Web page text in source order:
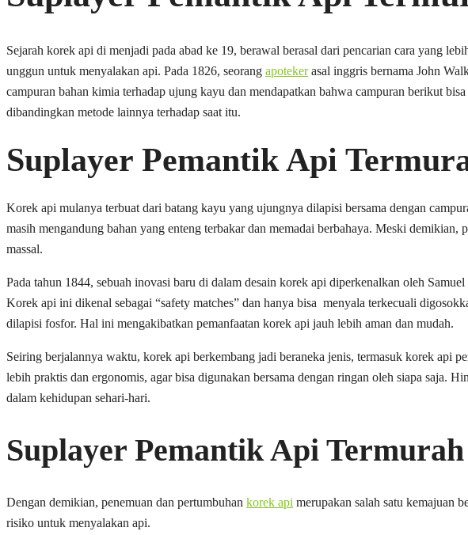
Sejarah korek api di menjadi pada abad ke 19, berawal berasal dari pencarian cara yang
unggun untuk menyalakan api. Pada 1826, seorang apotekerasal inggris bernama John
campuran bahan kimia terhadap ujung kayu dan mendapatkan bahwa campuran berikut
dibandingkan metode lainnya terhadap saat itu.
Suplayer Pemantik Api
Korek api mulanya terbuat dari batang kayu yang ujungnya dilapisi bersama dengan
masih mengandung bahan yang enteng terbakar dan memadai berbahaya. Meski
massal.
Pada tahun 1844, sebuah inovasi baru di dalam desain korek api diperkenalkan oleh
Korek api ini dikenal sebagai “safety matches” dan hanya bisa menyala terkecuali
dilapisi fosfor. Hal ini mengakibatkan pemanfaatan korek api jauh lebih aman dan mudah.
Seiring berjalannya waktu, korek api berkembang jadi beraneka jenis, termasuk korek api
lebih praktis dan ergonomis, agar bisa digunakan bersama dengan ringan oleh siapa saja.
dalam kehidupan sehari-hari.
Suplayer Pemantik Api
Dengan demikian, penemuan dan pertumbuhan korek api merupakan salah satu kemajuan
risiko untuk menyalakan api.